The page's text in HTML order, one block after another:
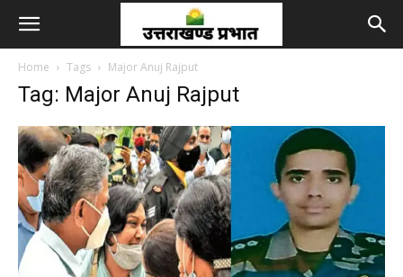
Home Tags Major Anuj Rajput
Tag: Major Anuj Rajput